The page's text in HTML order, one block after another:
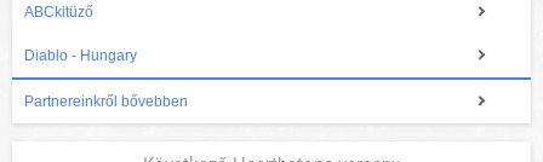
ABCkitüző
Diablo - Hungary
Partnereinkről bővebben